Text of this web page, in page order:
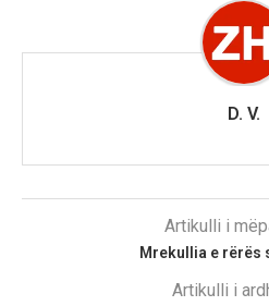
D. V.
Artikulli i
Mrekullia e rërës
Artikulli i